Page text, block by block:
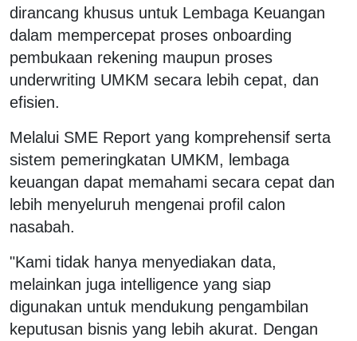
dirancang khusus untuk Lembaga Keuangan
dalam mempercepat proses onboarding
pembukaan rekening maupun proses
underwriting UMKM secara lebih cepat, dan
efisien.
Melalui SME Report yang komprehensif serta
sistem pemeringkatan UMKM, lembaga
keuangan dapat memahami secara cepat dan
lebih menyeluruh mengenai profil calon
nasabah.
"Kami tidak hanya menyediakan data,
melainkan juga intelligence yang siap
digunakan untuk mendukung pengambilan
keputusan bisnis yang lebih akurat. Dengan